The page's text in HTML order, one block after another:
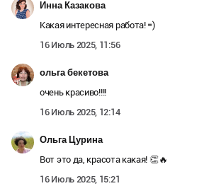
Инна Казакова
Какая интересная работа! =)
16 Июль 2025, 11:56
ольга бекетова
очень красиво!!!!
16 Июль 2025, 12:14
Ольга Цурина
Вот это да, красота какая! 👏🔥
16 Июль 2025, 15:21